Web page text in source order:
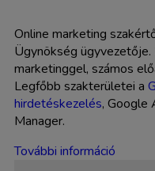
Online marketing
Ügynökség
marketinggel, számos
Legfőbb szakterületei a
hirdetéskezelés, Google
Manager.
További információ